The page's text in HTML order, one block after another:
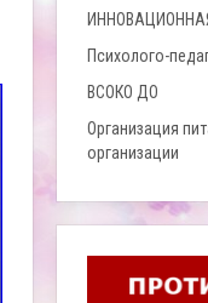
Психолого-
ВСОКО ДО
Организация
организации